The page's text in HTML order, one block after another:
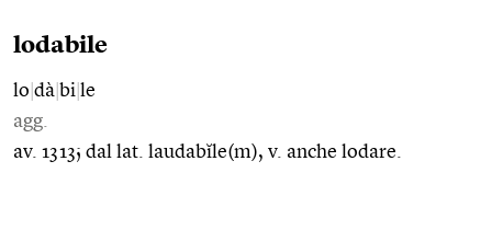
lodabile
lo dà bi le
agg.
av. 1313; dal lat. laudabĭle(m), v. anche lodare.